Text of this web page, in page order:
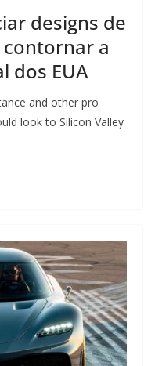
designs de
a
dos EUA
and other pro
look to Silicon Valley